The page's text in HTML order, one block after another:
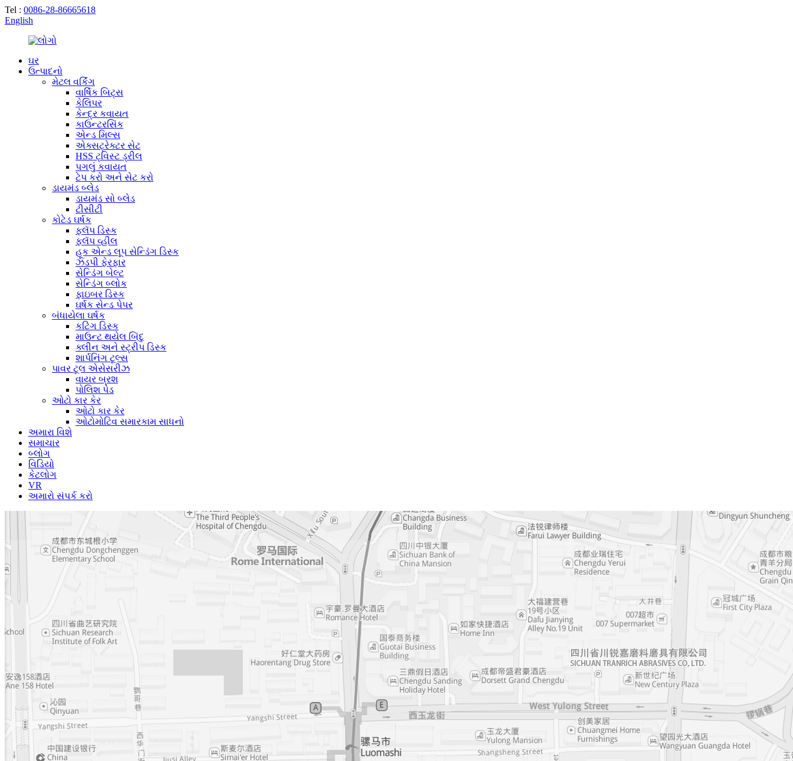
Tel : 0086-28-86665618
English
ઘર
ઉત્પાદનો
મેટલ વર્કિંગ
વાર્ષિક બિટ્સ
કેલિપર
કેન્દ્ર કવાયત
કાઉન્ટરસિંક
એન્ડ મિલ્સ
એક્સટ્રેક્ટર સેટ
HSS ટ્વિસ્ટ ડ્રીલ
પગલું કવાયત
ટેપ કરો અને સેટ કરો
ડાયમંડ બ્લેડ
ડાયમંડ સો બ્લેડ
ટીસીટી
કોટેડ ઘર્ષક
ફ્લૅપ ડિસ્ક
ફ્લૅપ વ્હીલ
હૂક એન્ડ લૂપ સેન્ડિંગ ડિસ્ક
ઝડપી ફેરફાર
સેન્ડિંગ બેલ્ટ
સેન્ડિંગ બ્લોક
ફાઇબર ડિસ્ક
ઘર્ષક સેન્ડ પેપર
બંધાયેલા ઘર્ષક
કટિંગ ડિસ્ક
માઉન્ટ થયેલ બિંદુ
ક્લીન અને સ્ટ્રીપ ડિસ્ક
શાર્પનિંગ ટૂલ્સ
પાવર ટૂલ એસેસરીઝ
વાયર બ્રશ
પોલિશ પેડ
ઓટો કાર કેર
ઓટો કાર કેર
ઓટોમોટિવ સમારકામ સાધનો
અમારા વિશે
સમાચાર
બ્લોગ
વિડિયો
કેટલોગ
VR
અમારો સંપર્ક કરો